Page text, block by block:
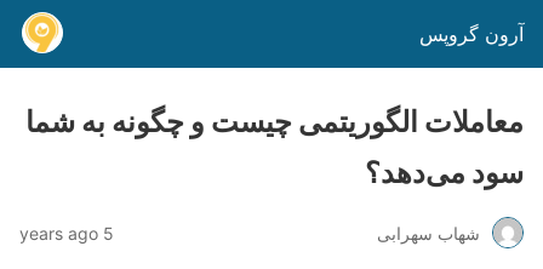
آرون گروپس
معاملات الگوریتمی چیست و چگونه به شما
سود می‌دهد؟
شهاب سهرابی 5 years ago